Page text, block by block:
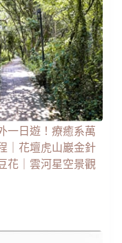
一日遊！療癒系萬
｜花壇虎山巖金針
花｜雲河星空景觀